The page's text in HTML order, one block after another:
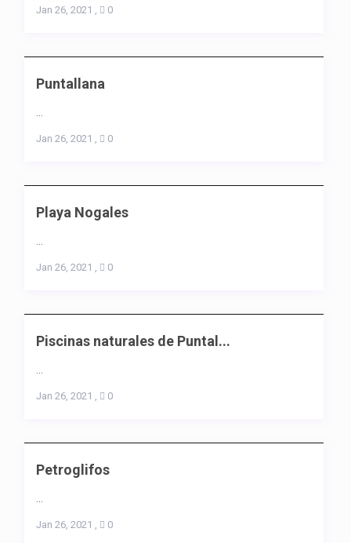
Jan 26, 2021 , 0
Puntallana
Jan 26, 2021 , 0
Playa Nogales
Jan 26, 2021 , 0
Piscinas naturales de Puntal...
Jan 26, 2021 , 0
Petroglifos
Jan 26, 2021 , 0